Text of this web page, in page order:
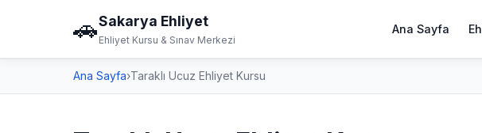
🚗Sakarya Ehliyet
Ehliyet Kursu & Sınav Merkezi
Ana Sayfa
Ana Sayfa›Taraklı Ucuz Ehliyet Kursu